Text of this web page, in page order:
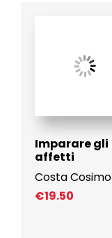
Imparare gli
affetti
Costa Cosimo
€19.50